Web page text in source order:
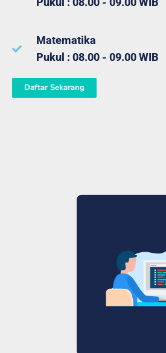
Matematika
Pukul : 08.00 - 09.00 WIB
Daftar Sekarang